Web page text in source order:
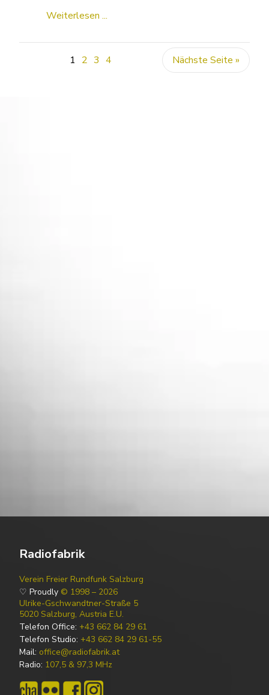
Nächste Seite »
Radiofabrik
Verein Freier Rundfunk Salzburg
♡ Proudly © 1998 – 2026
Ulrike-Gschwandtner-Straße 5
5020 Salzburg, Austria E.U.
Telefon Office: +43 662 84 29 61
Telefon Studio: +43 662 84 29 61-55
Mail: office@radiofabrik.at
Radio: 107,5 & 97,3 MHz